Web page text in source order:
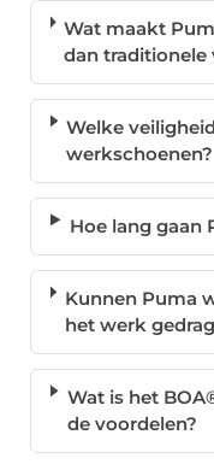
Wat maakt
dan traditionele
Welke
werkschoenen?
Hoe lang gaan
Kunnen Puma
het werk
Wat is het
de voordelen?